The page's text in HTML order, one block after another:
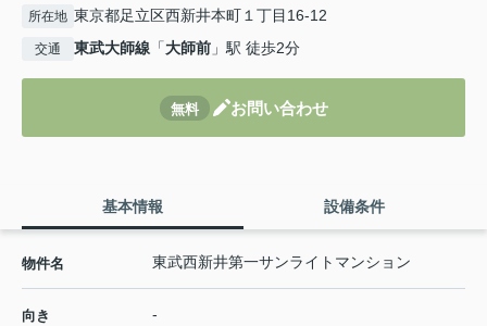
所在地 東京都足立区西新井本町１丁目16-12
交通 東武大師線 「大師前 」駅 徒歩2分
無料 お問い合わせ
基本情報 設備条件
物件名 東武西新井第一サンライトマンション
向き -